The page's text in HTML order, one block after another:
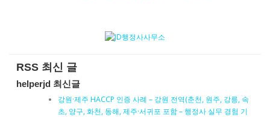
RSS 최신 글
helperjd 최신글
강원·제주 HACCP 인증 사례 – 강원 전역(춘천, 원주, 강릉, 속
초, 양구, 화천, 동해, 제주·서귀포 포함 – 행정사 실무 경험 기